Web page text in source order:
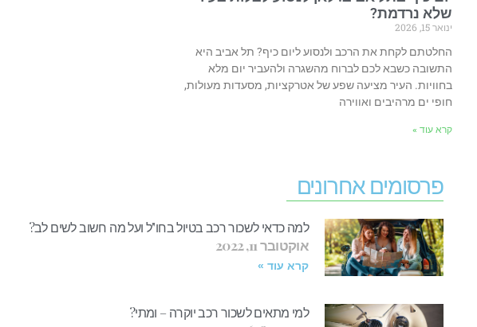
שלא נרדמת?
ינואר 15, 2026
החלטתם לקחת את הרכב ולנסוע ליום כיף? תל אביב היא
התשובה כשבא לכם לברוח מהשגרה ולהעביר יום מלא
בחוויות. העיר מציעה שפע של אטרקציות, מסעדות מעולות,
חופי ים מרהיבים ואווירה
קרא עוד »
פרסומים אחרונים
למה כדאי לשכור רכב בטיול בחו"ל ועל מה חשוב לשים לב?
אוקטובר 11, 2022
קרא עוד »
למי מתאים לשכור רכב יוקרה – ומתי?